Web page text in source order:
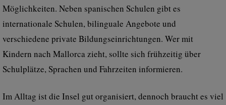
Möglichkeiten. Neben spanischen Schulen gibt es
internationale Schulen, bilinguale Angebote und
verschiedene private Bildungseinrichtungen. Wer mit
Kindern nach Mallorca zieht, sollte sich frühzeitig über
Schulplätze, Sprachen und Fahrzeiten informieren.
Im Alltag ist die Insel gut organisiert, dennoch braucht es viel